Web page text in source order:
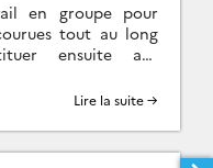
en groupe pour
tout au long
ensuite aux
vraiment […]Lire la suite →